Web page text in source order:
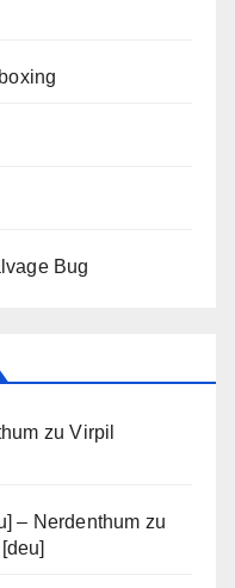
Bug
zuVirpil
– Nerdenthum zu